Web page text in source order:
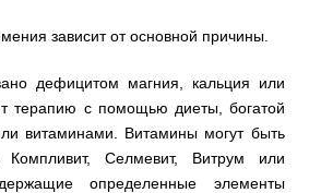
зависит от основной причины.
дефицитом магния, кальция или
терапию с помощью диеты, богатой
витаминами. Витамины могут быть
Компливит, Селмевит, Витрум или
определенные элементы